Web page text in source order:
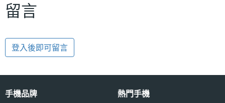
留言
登入後即可留言
手機品牌 熱門手機